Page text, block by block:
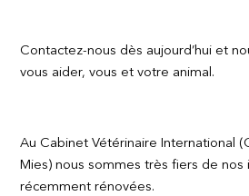
Contactez-nous dès aujourd’hui et
vous aider, vous et votre animal.
Au Cabinet Vétérinaire International
Mies) nous sommes très fiers de nos
récemment rénovées.